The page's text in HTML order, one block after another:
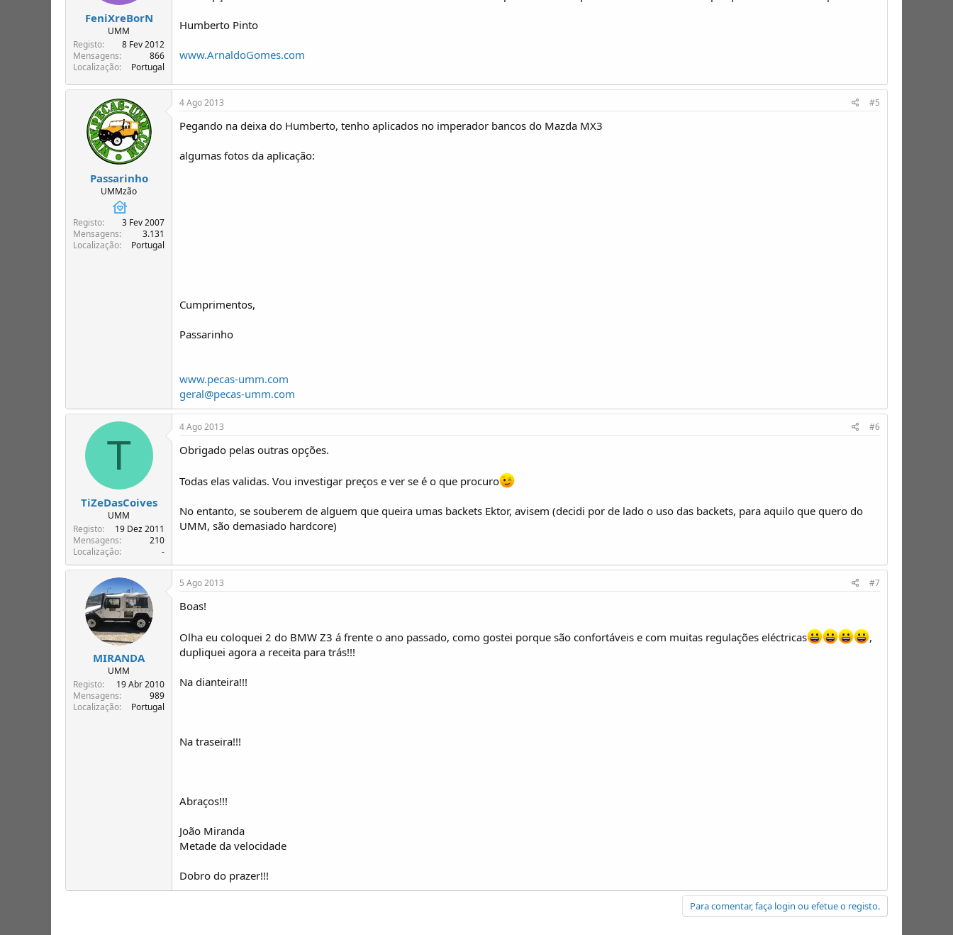
FeniXreBorN
UMM
Registo
8 Fev 2012
Mensagens
866
Localização
Portugal
Humberto Pinto
www.ArnaldoGomes.com
Passarinho
UMMzão
Registo
3 Fev 2007
Mensagens
3.131
Localização
Portugal
4 Ago 2013 #5
Pegando na deixa do Humberto, tenho aplicados no imperador bancos do Mazda MX3
algumas fotos da aplicação:
Cumprimentos,
Passarinho
www.pecas-umm.com
geral@pecas-umm.com
T
TiZeDasCoives
UMM
Registo
19 Dez 2011
Mensagens
210
Localização
-
4 Ago 2013 #6
Obrigado pelas outras opções.
Todas elas validas. Vou investigar preços e ver se é o que procuro
No entanto, se souberem de alguem que queira umas backets Ektor, avisem (decidi por de lado o uso das backets, para aquilo que quero do
UMM, são demasiado hardcore)
MIRANDA
UMM
Registo
19 Abr 2010
Mensagens
989
Localização
Portugal
5 Ago 2013 #7
Boas!
Olha eu coloquei 2 do BMW Z3 á frente o ano passado, como gostei porque são confortáveis e com muitas regulações eléctricas
,
dupliquei agora a receita para trás!!!
Na dianteira!!!
Na traseira!!!
Abraços!!!
João Miranda
Metade da velocidade
Dobro do prazer!!!
Para comentar, faça login ou efetue o registo.